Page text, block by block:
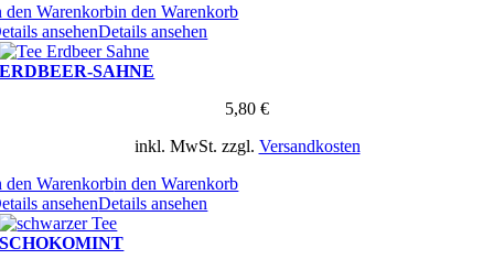
den Warenkorbin den Warenkorb
ansehenDetails ansehen
ERDBEER-SAHNE
5,80 €
inkl. MwSt. zzgl. Versandkosten
den Warenkorbin den Warenkorb
ansehenDetails ansehen
SCHOKOMINT